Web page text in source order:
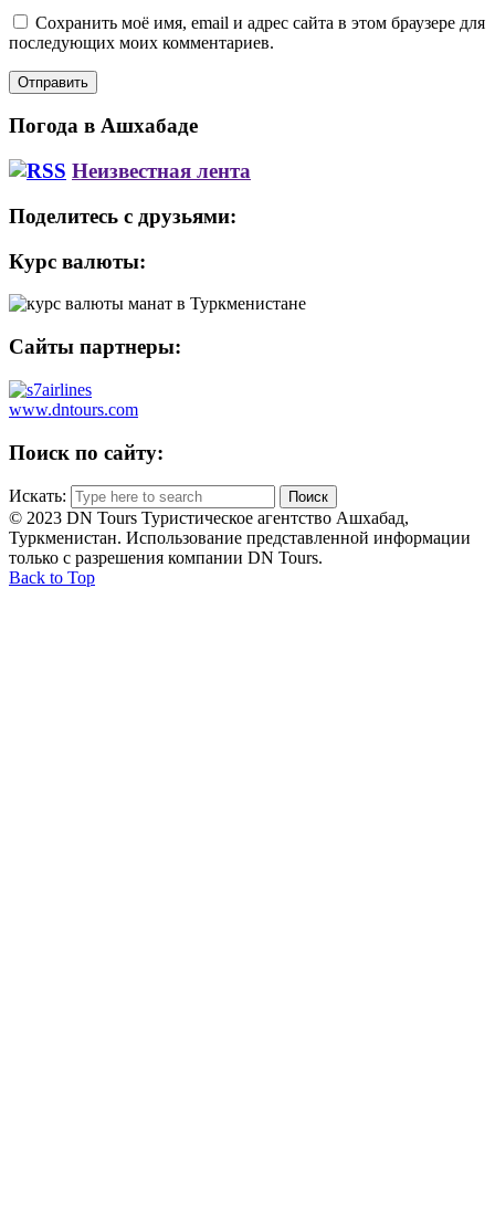
Сохранить моё имя, email и адрес сайта в этом браузере для
последующих моих комментариев.
Погода в Ашхабаде
Неизвестная лента
Поделитесь с друзьями:
Курс валюты:
Сайты партнеры:
www.dntours.com
Поиск по сайту:
Искать:
© 2023 DN Tours Туристическое агентство Ашхабад,
Туркменистан. Использование представленной информации
только с разрешения компании DN Tours.
Back to Top